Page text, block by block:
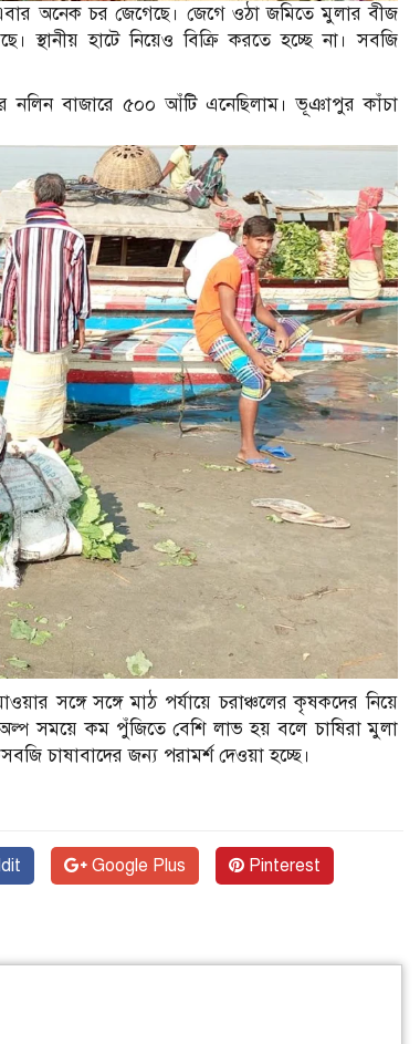
অনেক চর জেগেছে। জেগে ওঠা জমিতে মুলার বীজ
হাটে নিয়েও বিক্রি করতে হচ্ছে না। সবজি
নলিন বাজারে ৫০০ আঁটি এনেছিলাম। ভূঞাপুর কাঁচা
সঙ্গে সঙ্গে মাঠ পর্যায়ে চরাঞ্চলের কৃষকদের নিয়ে
সময়ে কম পুঁজিতে বেশি লাভ হয় বলে চাষিরা মুলা
চাষাবাদের জন্য পরামর্শ দেওয়া হচ্ছে।
Google Plus Pinterest